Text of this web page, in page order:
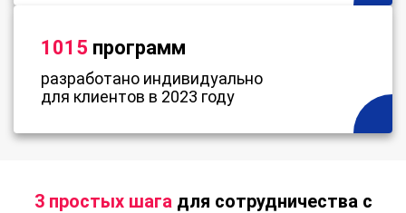
1015 программ
разработано индивидуально
для клиентов в 2023 году
3 простых шагадля сотрудничества с